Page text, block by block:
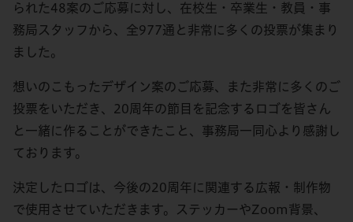
られた48案のご応募に対し、在校生・卒業生・教員・事
務局スタッフから、全977通と非常に多くの投票が集まり
ました。
想いのこもったデザイン案のご応募、また非常に多くのご
投票をいただき、20周年の節目を記念するロゴを皆さん
と一緒に作ることができたこと、事務局一同心より感謝し
ております。
決定したロゴは、今後の20周年に関連する広報・制作物
で使用させていただきます。ステッカーやZoom背景、